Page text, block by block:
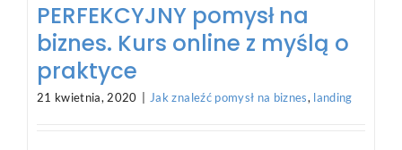
PERFEKCYJNY pomysł na
biznes. Kurs online z myślą o
praktyce
21 kwietnia, 2020 Jak znaleźć pomysł na biznes, landing